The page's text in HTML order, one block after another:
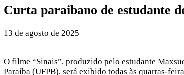
Curta paraibano de estudante
13 de agosto de 2025
O filme “Sinais”, produzido pelo estudante
Paraíba (UFPB), será exibido todas às quartas-